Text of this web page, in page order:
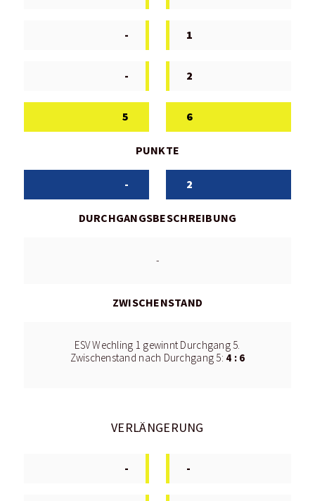
- 1
- 2
5 6
PUNKTE
- 2
DURCHGANGSBESCHREIBUNG
-
ZWISCHENSTAND
ESV Wechling 1 gewinnt Durchgang 5.
Zwischenstand nach Durchgang 5: 4 : 6
VERLÄNGERUNG
- -